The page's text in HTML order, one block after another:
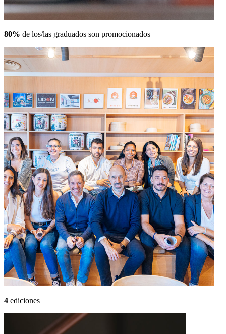
80% de los/las graduados son promocionados
4 ediciones